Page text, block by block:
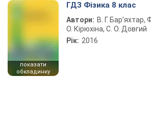
показати
обкладинку
ГДЗ Фізика 8 клас
Автори: В. Г.
О. Кірюхіна, С. О. Довгий
Рік: 2016